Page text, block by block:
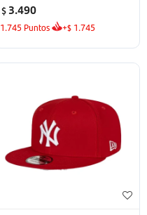
$ 3.490
1.745 Puntos +$ 1.745